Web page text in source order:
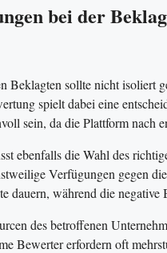
bei der
Beklagten sollte nicht isoliert
spielt dabei eine
sein, da die Plattform nach
ebenfalls die Wahl des
Verfügungen gegen
dauern, während die
des betroffenen
Bewerter erfordern oft